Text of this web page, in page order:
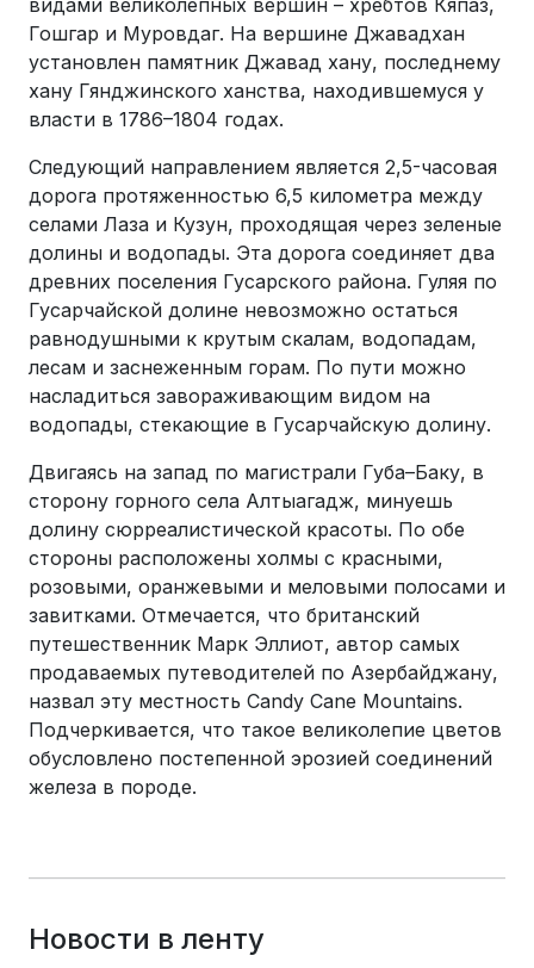
видами великолепных вершин – хребтов Кяпаз,
Гошгар и Муровдаг. На вершине Джавадхан
установлен памятник Джавад хану, последнему
хану Гянджинского ханства, находившемуся у
власти в 1786–1804 годах.
Следующий направлением является 2,5-часовая
дорога протяженностью 6,5 километра между
селами Лаза и Кузун, проходящая через зеленые
долины и водопады. Эта дорога соединяет два
древних поселения Гусарского района. Гуляя по
Гусарчайской долине невозможно остаться
равнодушными к крутым скалам, водопадам,
лесам и заснеженным горам. По пути можно
насладиться завораживающим видом на
водопады, стекающие в Гусарчайскую долину.
Двигаясь на запад по магистрали Губа–Баку, в
сторону горного села Алтыагадж, минуешь
долину сюрреалистической красоты. По обе
стороны расположены холмы с красными,
розовыми, оранжевыми и меловыми полосами и
завитками. Отмечается, что британский
путешественник Марк Эллиот, автор самых
продаваемых путеводителей по Азербайджану,
назвал эту местность Candy Cane Mountains.
Подчеркивается, что такое великолепие цветов
обусловлено постепенной эрозией соединений
железа в породе.
Новости в ленту